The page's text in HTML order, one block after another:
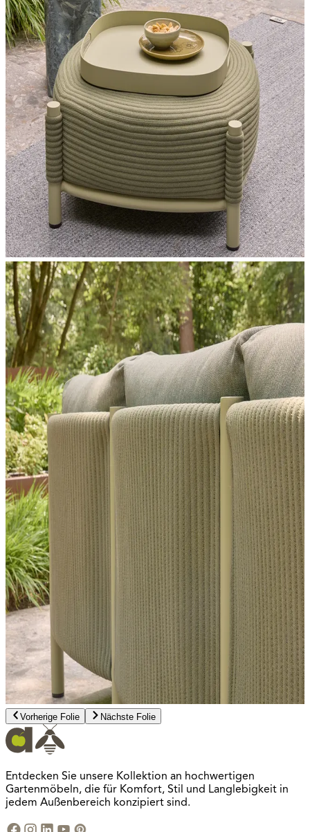
Vorherige Folie Nächste Folie
Entdecken Sie unsere Kollektion an hochwertigen
Gartenmöbeln, die für Komfort, Stil und Langlebigkeit in
jedem Außenbereich konzipiert sind.